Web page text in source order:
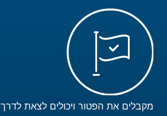
מקבלים את הפטור ויכולים לצאת לדרך